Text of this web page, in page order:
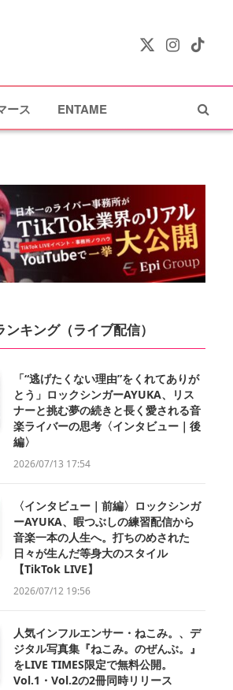
X
Instagram
TikTok
ース ENTAME
キング（ライブ配信）
「“逃げたくない理由”をくれてありが
とう」ロックシンガーAYUKA、リス
ナーと挑む夢の続きと長く愛される音
楽ライバーの思考〈インタビュー｜後
編〉
2026/07/13 17:54
〈インタビュー｜前編〉ロックシンガ
ーAYUKA、暇つぶしの練習配信から
音楽一本の人生へ。打ちのめされた
日々が生んだ等身大のスタイル
【TikTok LIVE】
2026/07/12 19:56
人気インフルエンサー・ねこみ。、デ
ジタル写真集『ねこみ。のぜんぶ。』
をLIVE TIMES限定で無料公開。
Vol.1・Vol.2の2冊同時リリース